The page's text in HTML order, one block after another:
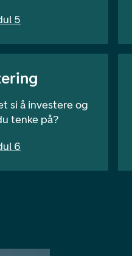
5
si å investere og
tenke på?
6